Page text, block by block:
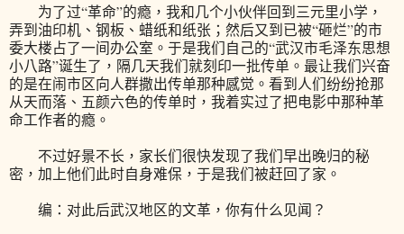
为了过“革命”的瘾，我和几个小伙伴回到三元里小学，
弄到油印机、钢板、蜡纸和纸张；然后又到已被“砸烂”的市
委大楼占了一间办公室。于是我们自己的“武汉市毛泽东思想
小八路”诞生了，隔几天我们就刻印一批传单。最让我们兴奋
的是在闹市区向人群撒出传单那种感觉。看到人们纷纷抢那
从天而落、五颜六色的传单时，我着实过了把电影中那种革
命工作者的瘾。
不过好景不长，家长们很快发现了我们早出晚归的秘
密，加上他们此时自身难保，于是我们被赶回了家。
编：对此后武汉地区的文革，你有什么见闻？